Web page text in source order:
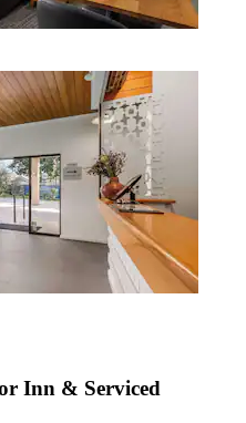
Inn & Serviced